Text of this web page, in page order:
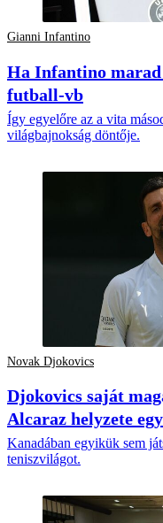
Gianni Infantino
Ha Infantino marad
futball-vb
Így egyelőre az a vita
világbajnokság döntője.
Novak Djokovics
Djokovics saját
Alcaraz helyzete
Kanadában egyikük sem
teniszvilágot.